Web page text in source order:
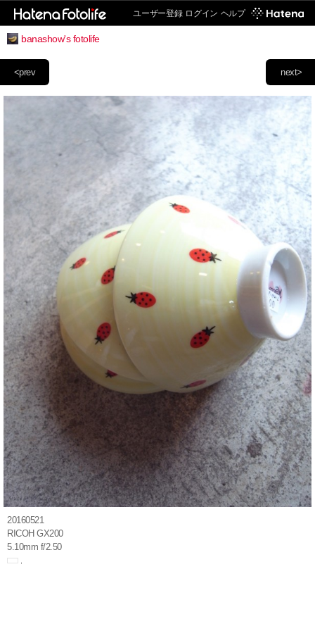
ユーザー登録 ログイン ヘルプ
banashow's fotolife
next>
<prev
20160521
RICOH GX200
5.10mm f/2.50